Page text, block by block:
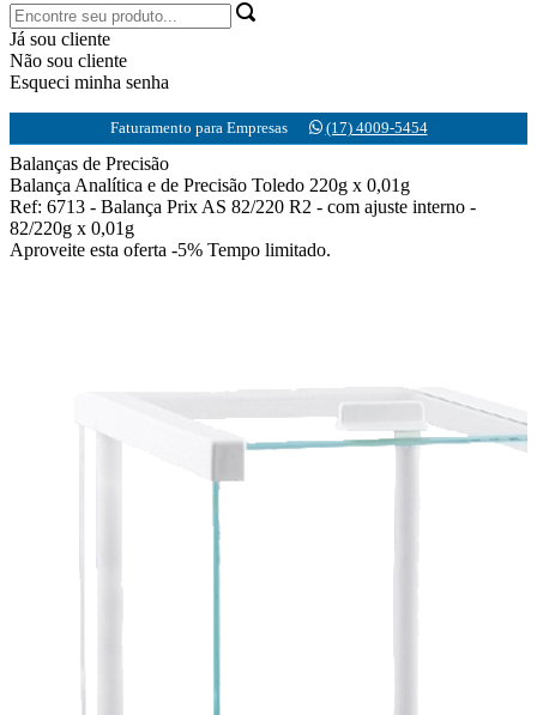
Já sou cliente
Não sou cliente
Esqueci minha senha
Faturamento para Empresas (17) 4009-5454
Balanças de Precisão
Balança Analítica e de Precisão Toledo 220g x 0,01g
Ref: 6713 - Balança Prix AS 82/220 R2 - com ajuste interno -
82/220g x 0,01g
Aproveite esta oferta -5% Tempo limitado.